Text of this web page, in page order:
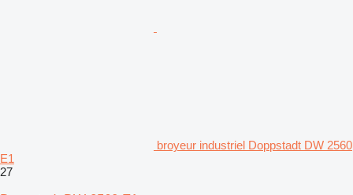
broyeur industriel Doppstadt DW 2560
E1
27